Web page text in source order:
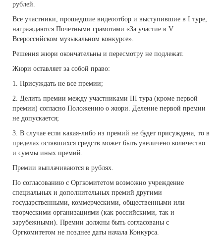
рублей.
Все участники, прошедшие видеоотбор и выступившие в I туре,
награждаются Почетными грамотами «За участие в V
Всероссийском музыкальном конкурсе».
Решения жюри окончательны и пересмотру не подлежат.
Жюри оставляет за собой право:
1. Присуждать не все премии;
2. Делить премии между участниками III тура (кроме первой
премии) согласно Положению о жюри. Деление первой премии
не допускается;
3. В случае если какая-либо из премий не будет присуждена, то в
пределах оставшихся средств может быть увеличено количество
и суммы иных премий.
Премии выплачиваются в рублях.
По согласованию с Оргкомитетом возможно учреждение
специальных и дополнительных премий другими
государственными, коммерческими, общественными или
творческими организациями (как российскими, так и
зарубежными). Премии должны быть согласованы с
Оргкомитетом не позднее даты начала Конкурса.